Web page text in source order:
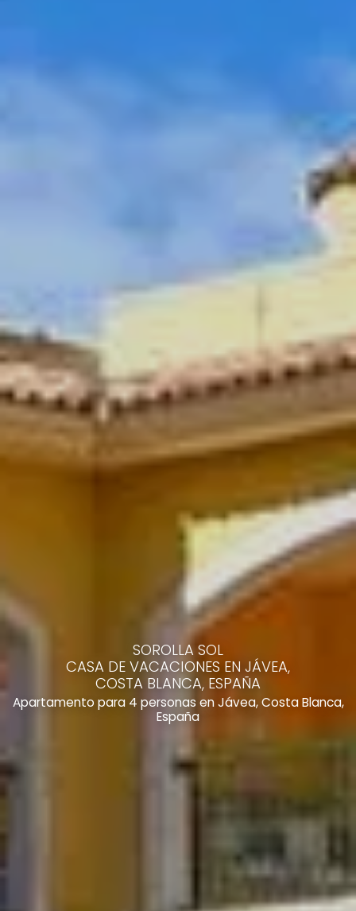
SOROLLA SOL
CASA DE VACACIONES EN JÁVEA,
COSTA BLANCA, ESPAÑA
Apartamento para 4 personas en Jávea, Costa Blanca,
España